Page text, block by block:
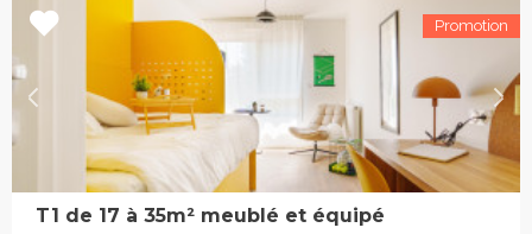
T1 de 17 à 35m² meublé et équipé